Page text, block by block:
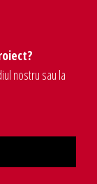
nostru sau la